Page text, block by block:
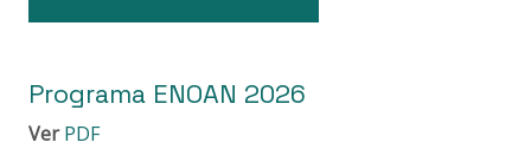
Programa ENOAN 2026
Ver PDF